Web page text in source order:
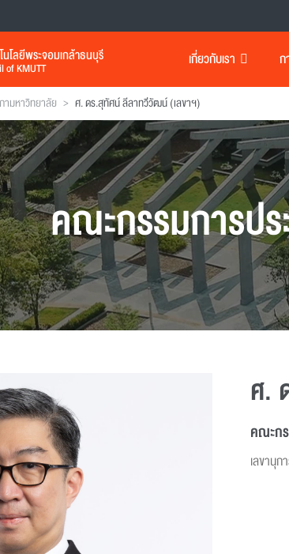
โลยีพระจอมเกล้าธนบุรี
of KMUTT เกี่ยวกับเรา ก
ามหาวิทยาลัย > ศ. ดร.สุทัศน์ ลีลาทวีวัฒน์ (เลขาฯ)
คณะกรรมการป
ศ.
คณะก
เลขานุก